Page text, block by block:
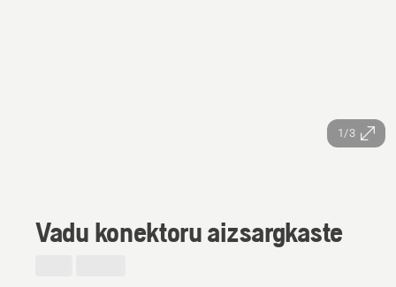
1/3
Vadu konektoru aizsargkaste